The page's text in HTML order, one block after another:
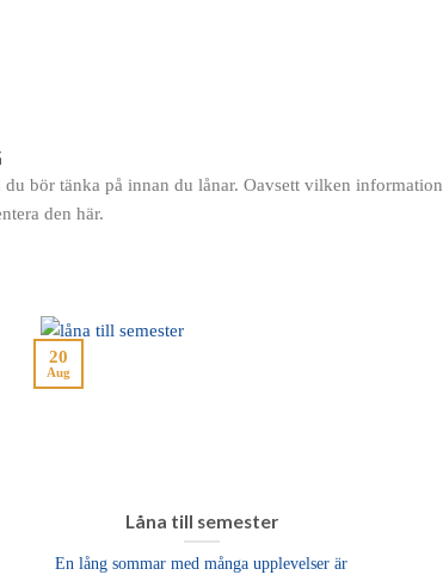
bör tänka på innan du lånar. Oavsett vilken information
den här.
Låna till semester
En lång sommar med många upplevelser är
20
Aug